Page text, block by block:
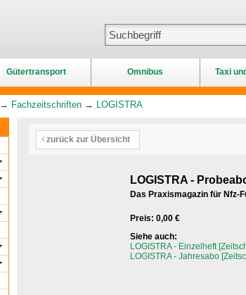
Gütertransport Omnibus Taxi
→ Fachzeitschriften → LOGISTRA
zurück zur Übersicht
LOGISTRA -
Das Praxismagazin für Nfz-
Preis: 0,00 €
Siehe auch:
LOGISTRA - Einzelheft
LOGISTRA - Jahresabo